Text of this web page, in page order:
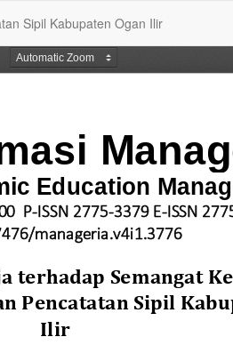
Sipil Kabupaten Ogan Ilir